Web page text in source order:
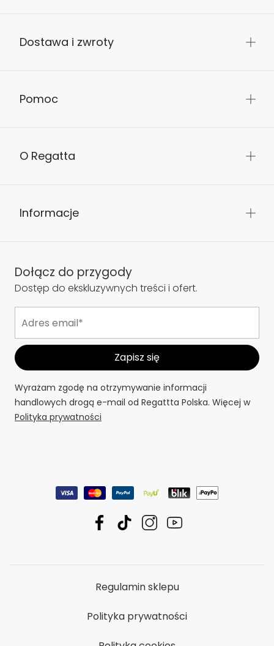
Dostawa i zwroty
Pomoc
O Regatta
Informacje
Dołącz do przygody
Dostęp do ekskluzywnych treści i ofert.
Wyrażam zgodę na otrzymywanie informacji
handlowych drogą e-mail od Regattta Polska. Więcej w
Polityka prywatności
Regulamin sklepu
Polityka prywatności